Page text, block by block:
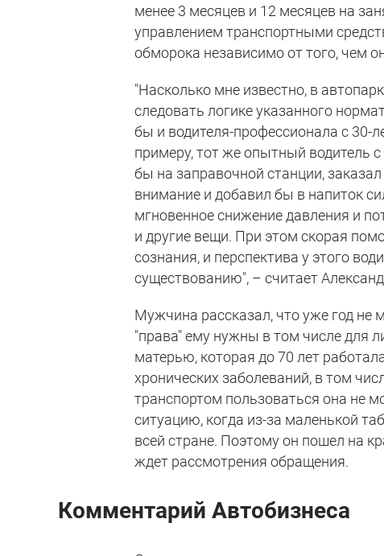
менее 3 месяцев и 12 месяцев на
управлением транспортными
обморока независимо от того, чем
"Насколько мне известно, в
следовать логике указанного
бы и водителя-профессионала с 30-
примеру, тот же опытный водитель
бы на заправочной станции,
внимание и добавил бы в напиток
мгновенное снижение давления и
и другие вещи. При этом скорая
сознания, и перспектива у этого
существованию", – считает
Мужчина рассказал, что уже год не
"права" ему нужны в том числе для
матерью, которая до 70 лет
хронических заболеваний, в том
транспортом пользоваться она не
ситуацию, когда из-за маленькой
всей стране. Поэтому он пошел на
ждет рассмотрения обращения.
Комментарий Автобизнеса